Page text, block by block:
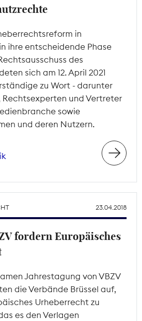
in
ihre entscheidende Phase
des
sich am 12. April 2021
zu Wort - darunter
und Vertreter
sowie
und deren Nutzern.
23.04.2018
fordern Europäisches
Jahrestagung von VBZV
die Verbände Brüssel auf,
Urheberrecht zu
es den Verlagen